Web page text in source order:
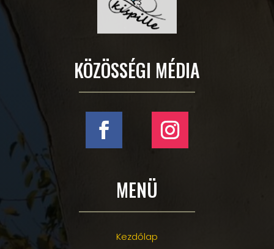
KÖZÖSSÉGI MÉDIA
MENÜ
Kezdőlap